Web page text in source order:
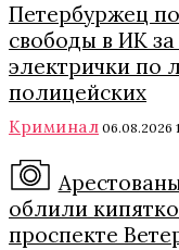
Петербуржец
свободы в ИК
электрички по
полицейских
Криминал 06.08.2026
облили
проспекте